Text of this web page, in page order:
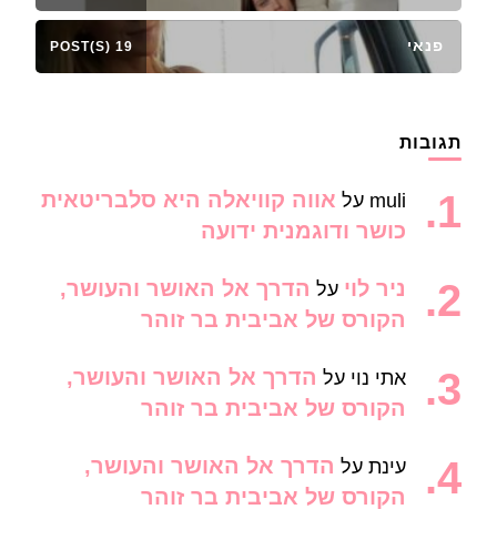
פנאי 19 POST(S)
תגובות
muli על אווה קוויאלה היא סלבריטאית
כושר ודוגמנית ידועה
ניר לוי על הדרך אל האושר והעושר,
הקורס של אביבית בר זוהר
אתי נוי על הדרך אל האושר והעושר,
הקורס של אביבית בר זוהר
עינת על הדרך אל האושר והעושר,
הקורס של אביבית בר זוהר